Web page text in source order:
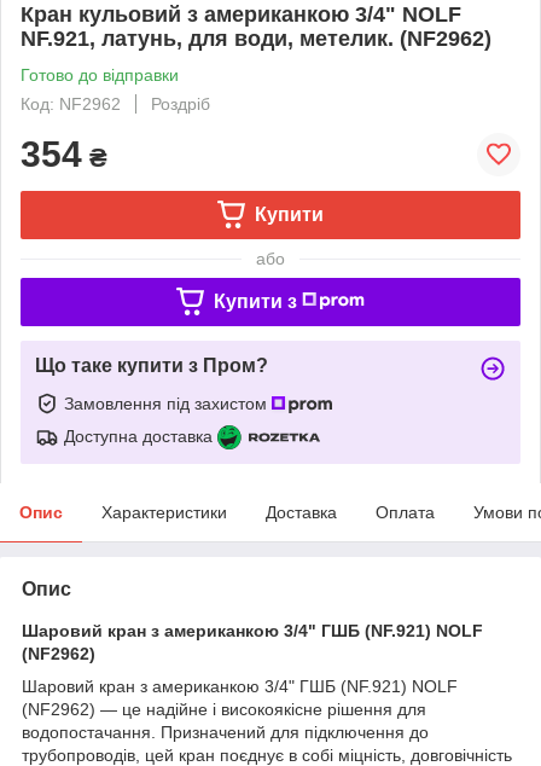
Кран кульовий з американкою 3/4" NOLF
NF.921, латунь, для води, метелик. (NF2962)
Готово до відправки
Код: NF2962
Роздріб
354 ₴
Купити
або
Купити з
Що таке купити з Пром?
Замовлення під захистом
Доступна доставка
Опис Характеристики Доставка Оплата Умови
Опис
Шаровий кран з американкою 3/4" ГШБ (NF.921) NOLF
(NF2962)
Шаровий кран з американкою 3/4" ГШБ (NF.921) NOLF
(NF2962) — це надійне і високоякісне рішення для
водопостачання. Призначений для підключення до
трубопроводів, цей кран поєднує в собі міцність, довговічність